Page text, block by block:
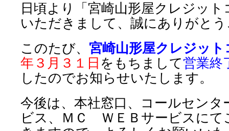
日頃より「宮崎山形屋クレジッ
いただきまして、誠にありがと
このたび、 宮崎山形屋クレジット
年３月３１日 をもちまして営業終
したのでお知らせいたします。
今後は、本社窓口、コールセンタ
ビス、ＭＣ ＷＥＢサービスにて